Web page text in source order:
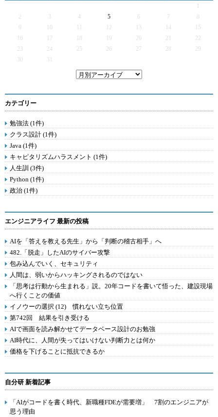
2
3 4 5 6 7
9
12 13 14
15
16
17 19 20 21
22
23
24 25 26 27 28
29
30
31
カテゴリー
勉強法 (1件)
クラス設計 (1件)
Java (1件)
キャピタリズムハラスメント (1件)
人生訓 (3件)
Python (1件)
政治 (1件)
エンジニアライフ 最新の投稿
AIを「答えを教える先生」から「判断の稽古相手」へ
482.「脱走」したAIのサイバー攻撃
包み込んでいく、セキュリティ
人間は、弱いからハッキングされるのではない
「思考は行動から生まれる」説。20年コードを書いて悟った、建設現場
へ行くことの価値
イノウーの選択 (12) 慣れない立ち位置
第742回 結果を引き受ける
AIで画面を読み解かせてデータベース設計のお勉強
AI時代に、人間が失ってはいけない判断力とは何か
価格を下げることに抵抗できるか
自分研 新着記事
「AIがコードを書く時代、新職種FDEが需要増」 7割のエンジニアが
思う理由